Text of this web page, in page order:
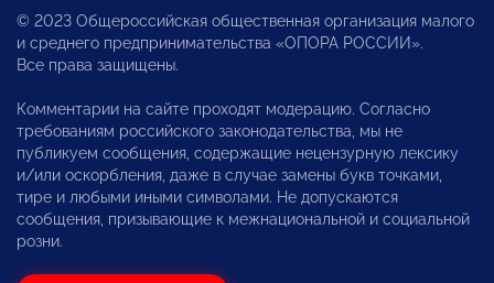
© 2023 Общероссийская общественная организация малого
и среднего предпринимательства «ОПОРА РОССИИ».
Все права защищены.
Комментарии на сайте проходят модерацию. Согласно
требованиям российского законодательства, мы не
публикуем сообщения, содержащие нецензурную лексику
и/или оскорбления, даже в случае замены букв точками,
тире и любыми иными символами. Не допускаются
сообщения, призывающие к межнациональной и социальной
розни.